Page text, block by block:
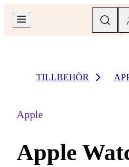
TILLBEHÖR
Apple
Apple